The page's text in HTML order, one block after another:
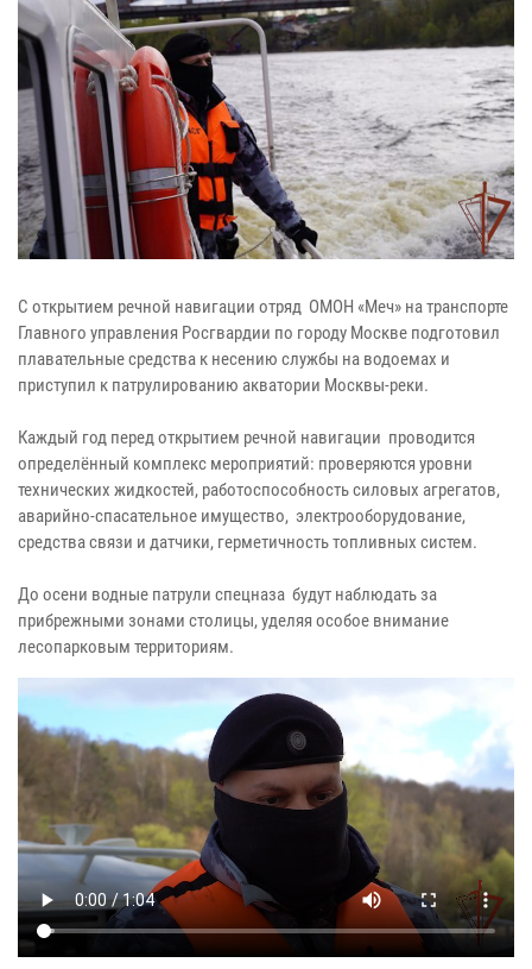
С открытием речной навигации отряд ОМОН «Меч» на транспорте
Главного управления Росгвардии по городу Москве подготовил
плавательные средства к несению службы на водоемах и
приступил к патрулированию акватории Москвы-реки.
Каждый год перед открытием речной навигации проводится
определённый комплекс мероприятий: проверяются уровни
технических жидкостей, работоспособность силовых агрегатов,
аварийно-спасательное имущество, электрооборудование,
средства связи и датчики, герметичность топливных систем.
До осени водные патрули спецназа будут наблюдать за
прибрежными зонами столицы, уделяя особое внимание
лесопарковым территориям.